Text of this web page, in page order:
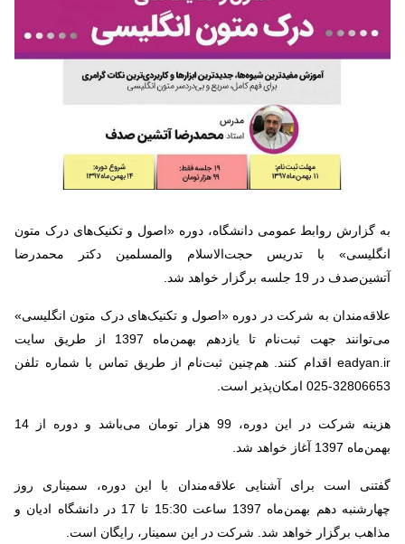
به گزارش روابط عمومی دانشگاه، دوره «اصول و تکنیک‌های درک متون
انگلیسی» با تدریس حجت‌الاسلام والمسلمین دکتر محمدرضا
آتشین‌صدف در 19 جلسه برگزار خواهد شد.
علاقه‌مندان به شرکت در دوره «اصول و تکنیک‌های درک متون انگلیسی»
می‌توانند جهت ثبت‌نام تا یازدهم بهمن‌ماه 1397 از طریق سایت
eadyan.ir اقدام کنند. هم‌چنین ثبت‌نام از طریق تماس با شماره تلفن
32806653-025 امکان‌پذیر است.
هزینه شرکت در این دوره، 99 هزار تومان می‌باشد و دوره‌ از 14
بهمن‌ماه 1397 آغاز خواهد شد.
گفتنی است برای آشنایی علاقه‌مندان با این دوره، سمیناری روز
چهارشنبه دهم بهمن‌ماه 1397 ساعت 15:30 تا 17 در دانشگاه ادیان و
مذاهب برگزار خواهد شد. شرکت در این سمینار، رایگان است.